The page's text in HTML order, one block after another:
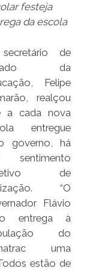
festeja
da escola
de
da
Felipe
realçou
a cada nova
entregue
governo, há
sentimento
de
“O
Flávio
entrega à
do
uma
estão de